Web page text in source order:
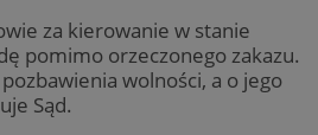
za kierowanie w stanie
pomimo orzeczonego zakazu.
wolności, a o jego
Sąd.